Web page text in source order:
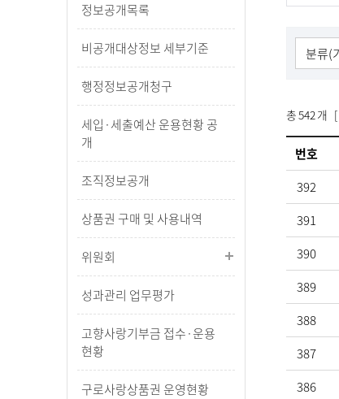
정보공개목록
비공개대상정보 세부기준
행정정보공개청구
세입·세출예산 운용현황 공
개
조직정보공개
상품권 구매 및 사용내역
위원회
성과관리 업무평가
고향사랑기부금 접수·운용
현황
구로사랑상품권 운영현황
총542개 [
번호
392
391
390
389
388
387
386